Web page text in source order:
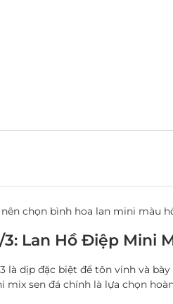
chọn bình hoa lan mini màu
3: Lan Hồ Điệp Mini
là dịp đặc biệt để tôn vinh và
mix sen đá chính là lựa chọn